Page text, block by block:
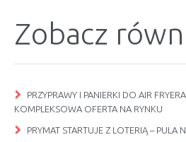
Zobacz
PRZYPRAWY I PANIERKI DO AIR
KOMPLEKSOWA OFERTA NA RYNKU
PRYMAT STARTUJE Z LOTERIĄ – PULA